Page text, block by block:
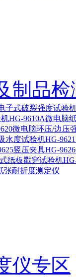
制品检
子式破裂强度试验
HG-9610A微电脑
微电脑环压/边压
水度试验机HG-
竖压夹具HG-
纸板戳穿试验机
张耐折度测定仪
仪专区